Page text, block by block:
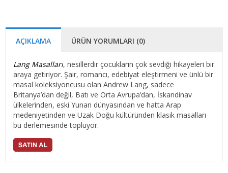
AÇIKLAMA ÜRÜN YORUMLARI (0)
Lang Masalları, nesillerdir çocukların çok sevdiği hikayeleri bir
araya getiriyor. Şair, romancı, edebiyat eleştirmeni ve ünlü bir
masal koleksiyoncusu olan Andrew Lang, sadece
Britanya’dan değil, Batı ve Orta Avrupa’dan, İskandinav
ülkelerinden, eski Yunan dünyasından ve hatta Arap
medeniyetinden ve Uzak Doğu kültüründen klasik masalları
bu derlemesinde topluyor.